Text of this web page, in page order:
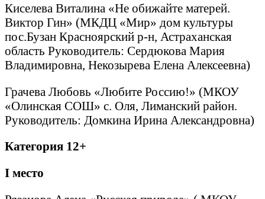
Киселева Виталина «Не обижайте матерей.
Виктор Гин» (МКДЦ «Мир» дом культуры
пос.Бузан Красноярский р-н, Астраханская
область Руководитель: Сердюкова Мария
Владимировна, Некозырева Елена Алексеевна)
Грачева Любовь «Любите Россию!» (МКОУ
«Олинская СОШ» с. Оля, Лиманский район.
Руководитель: Домкина Ирина Александровна)
Категория 12+
I место